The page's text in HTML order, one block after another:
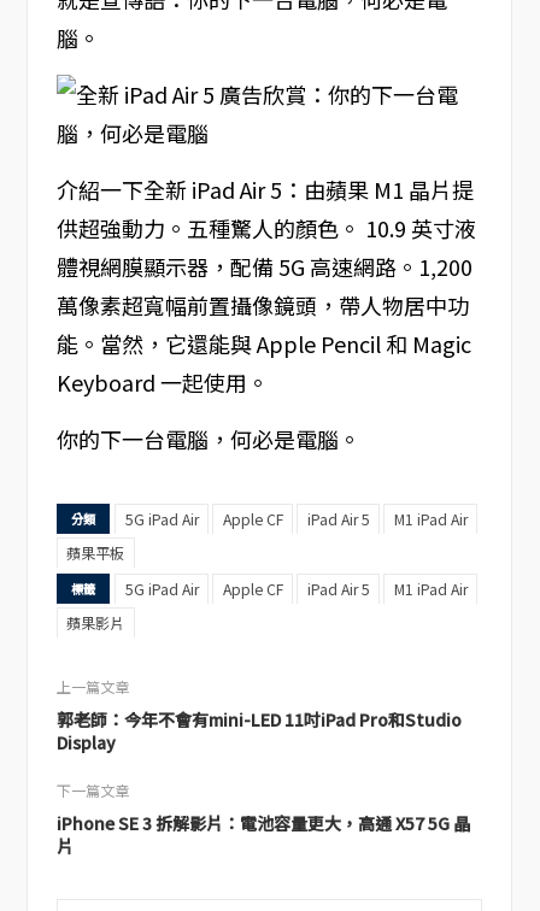
腦。
介紹一下全新 iPad Air 5：由蘋果 M1 晶片提
供超強動力。五種驚人的顏色。 10.9 英寸液
體視網膜顯示器，配備 5G 高速網路。1,200
萬像素超寬幅前置攝像鏡頭，帶人物居中功
能。當然，它還能與 Apple Pencil 和 Magic
Keyboard 一起使用。
你的下一台電腦，何必是電腦。
分類 5G iPad Air Apple CF iPad Air 5
M1 iPad Air
蘋果平板
標籤 5G iPad Air Apple CF iPad Air 5
M1 iPad Air
蘋果影片
上一篇文章
郭老師：今年不會有mini-LED 11吋iPad Pro和Studio
Display
下一篇文章
iPhone SE 3 拆解影片：電池容量更大，高通 X57 5G 晶
片